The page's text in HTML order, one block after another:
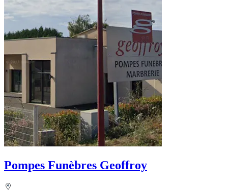
Pompes Funèbres Geoffroy